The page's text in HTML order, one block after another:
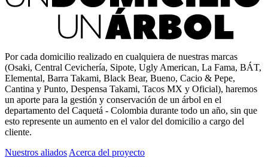
Por cada domicilio realizado en cualquiera de nuestras marcas
(Osaki, Central Cevichería, Sipote, Ugly American, La Fama, BÁT,
Elemental, Barra Takami, Black Bear, Bueno, Cacio & Pepe,
Cantina y Punto, Despensa Takami, Tacos MX y Oficial), haremos
un aporte para la gestión y conservación de un árbol en el
departamento del Caquetá - Colombia durante todo un año, sin que
esto represente un aumento en el valor del domicilio a cargo del
cliente.
Nuestros aliadosAcerca del proyecto